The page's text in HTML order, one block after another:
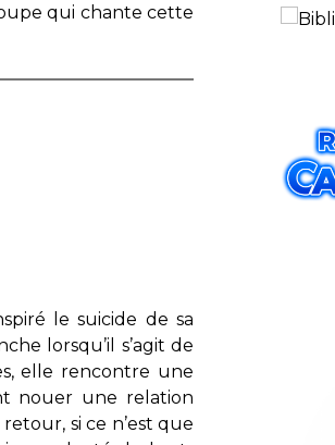
qui chante cette
le suicide de sa
lorsqu’il s’agit de
elle rencontre une
nouer une relation
si ce n’est que